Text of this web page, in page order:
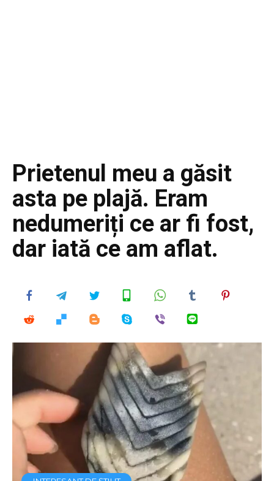
Prietenul meu a găsit
asta pe plajă. Eram
nedumeriți ce ar fi fost,
dar iată ce am aflat.